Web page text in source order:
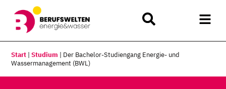
Start |Studium | Der Bachelor-Studiengang Energie- und
Wassermanagement (BWL)